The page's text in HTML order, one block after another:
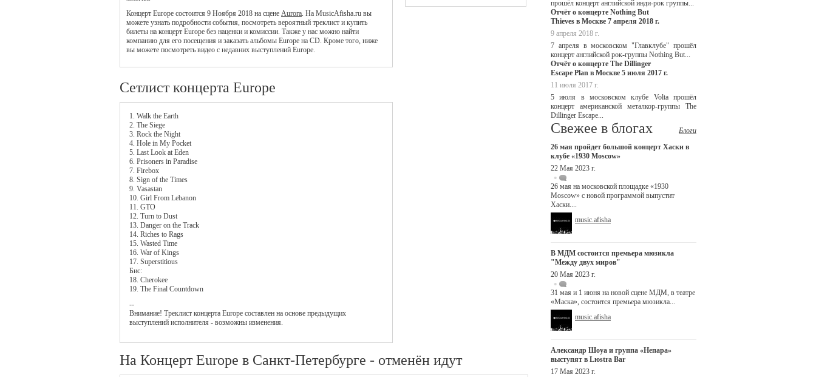
Концерт Europe состоится 9 Ноября 2018 на сцене Aurora. На MusicAfisha.ru вы
можете узнать подробности события, посмотреть вероятный треклист и купить
билеты на концерт Europe без наценки и комиссии. Также у нас можно найти
компанию для его посещения и заказать альбомы Europe на CD. Кроме того, ниже
вы можете посмотреть видео с недавних выступлений Europe.
Сетлист концерта Europe
1. Walk the Earth
2. The Siege
3. Rock the Night
4. Hole in My Pocket
5. Last Look at Eden
6. Prisoners in Paradise
7. Firebox
8. Sign of the Times
9. Vasastan
10. Girl From Lebanon
11. GTO
12. Turn to Dust
13. Danger on the Track
14. Riches to Rags
15. Wasted Time
16. War of Kings
17. Superstitious
Бис:
18. Cherokee
19. The Final Countdown
--
Внимание! Треклист концерта Europe составлен на основе предыдущих
выступлений исполнителя - возможны изменения.
На Концерт Europe в Санкт-Петербурге - отменён идут
прошёл концерт английской инди-рок группы...
Отчёт о концерте Nothing But
Thieves в Москве 7 апреля 2018 г.
9 апреля 2018 г.
7 апреля в московском "Главклубе" прошёл
концерт английской рок-группы Nothing But...
Отчёт о концерте The Dillinger
Escape Plan в Москве 5 июля 2017 г.
11 июля 2017 г.
5 июля в московском клубе Volta прошёл
концерт американской металкор-группы The
Dillinger Escape...
Свежее в блогах
Блоги
26 мая пройдет большой концерт Хаски в
клубе «1930 Moscow»
22 Мая 2023 г.
26 мая на московской площадке «1930
Moscow» с новой программой выпустит
Хаски....
music.afisha
В МДМ состоится премьера мюзикла
"Между двух миров"
20 Мая 2023 г.
31 мая и 1 июня на новой сцене МДМ, в театре
«Маска», состоится премьера мюзикла...
music.afisha
Александр Шоуа и группа «Непара»
выступят в Lюstra Bar
17 Мая 2023 г.